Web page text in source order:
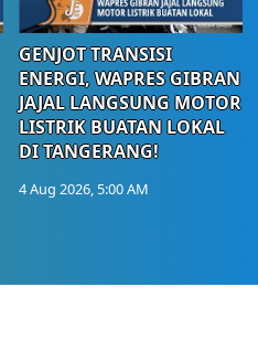
GENJOT TRANSISI
ENERGI, WAPRES GIBRAN
JAJAL LANGSUNG MOTOR
LISTRIK BUATAN LOKAL
DI TANGERANG!
4 Aug 2026, 5:00 AM